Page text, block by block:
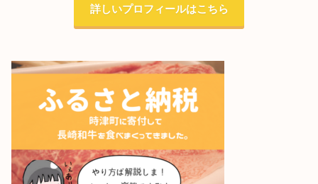
詳しいプロフィールはこちら